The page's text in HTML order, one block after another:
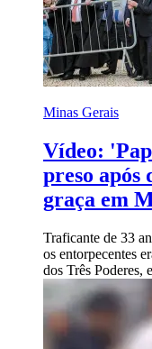
Minas Gerais
Vídeo:
preso
graça em
Traficante de 33
os entorpecentes
dos Três Poderes,